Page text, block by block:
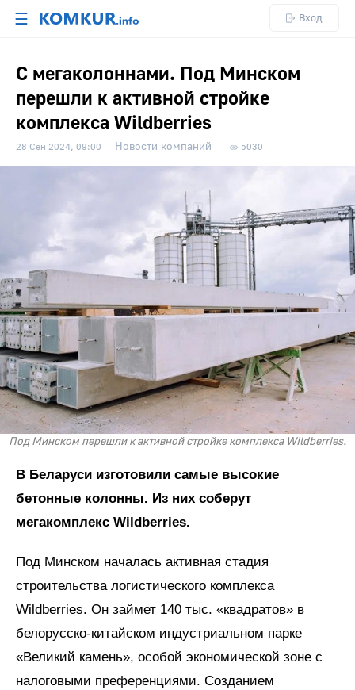
☰ Вход
С мегаколоннами. Под Минском
перешли к активной стройке
комплекса Wildberries
28 Сен 2024, 09:00 Новости компаний 5030
Под Минском перешли к активной стройке комплекса Wildberries.
В Беларуси изготовили самые высокие
бетонные колонны. Из них соберут
мегакомплекс Wildberries.
Под Минском началась активная стадия
строительства логистического комплекса
Wildberries. Он займет 140 тыс. «квадратов» в
белорусско-китайском индустриальном парке
«Великий камень», особой экономической зоне с
налоговыми преференциями. Созданием